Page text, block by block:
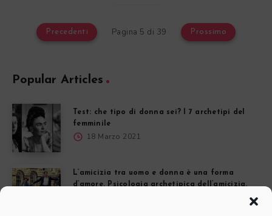
Precedenti Pagina 5 di 39 Prossimo
Popular Articles
Test: che tipo di donna sei? I 7 archetipi del
femminile
18 Marzo 2021
L’amicizia tra uomo e donna è una forma
d’amore. Psicologia archetipica dell’amicizia.